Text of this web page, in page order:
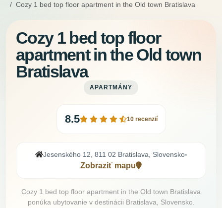
Cozy 1 bed top floor apartment in the Old town Bratislava
Cozy 1 bed top floor
apartment in the Old town
Bratislava
APARTMÁNY
8.5 10 recenzií
Jesenského 12, 811 02 Bratislava, Slovensko•
Zobraziť mapu
Cozy 1 bed top floor apartment in the Old town Bratislava
ponúka ubytovanie v destinácii Bratislava, Slovensko.